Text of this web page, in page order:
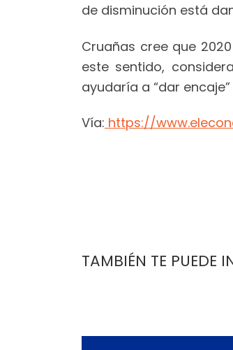
de disminución está
Cruañas cree que
este sentido,
ayudaría a “dar
Vía: https://
TAMBIÉN TE PUEDE